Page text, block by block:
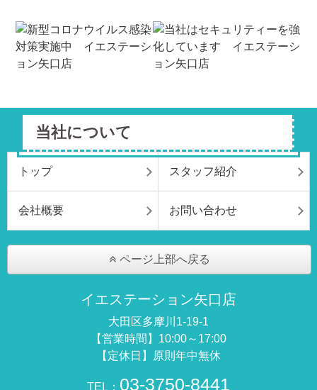
当社について
トップ スタッフ紹介
会社概要 お問い合わせ
ページ上部へ戻る
イエステーション矢口店
大田区多摩川1-19-1
【営業時間】10:00～17:00
【定休日】原則年中無休
TEL： 03-3750-8441